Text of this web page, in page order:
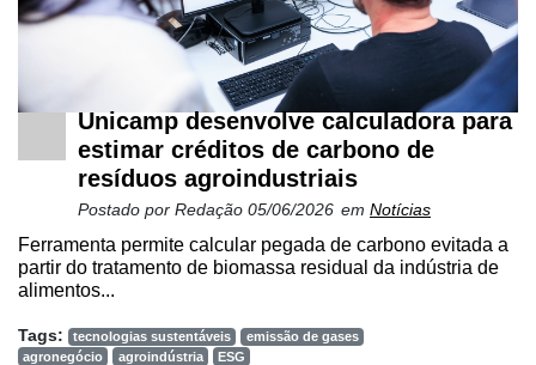
Unicamp desenvolve calculadora para
estimar créditos de carbono de
resíduos agroindustriais
Postado por Redação 05/06/2026 em Notícias
Ferramenta permite calcular pegada de carbono evitada a
partir do tratamento de biomassa residual da indústria de
alimentos...
Tags: tecnologias sustentáveis
emissão de gases
agronegócio
agroindústria
ESG